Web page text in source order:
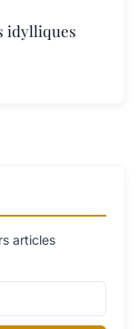
idylliques
articles